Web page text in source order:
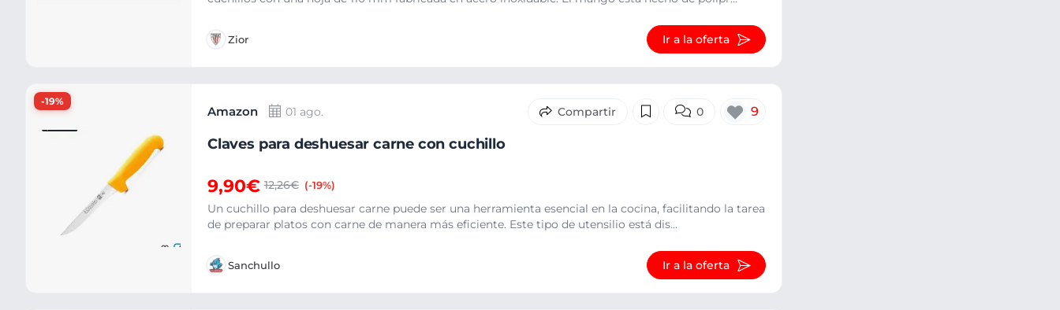
Zior Ir a la oferta
-19%
Amazon 01 ago. 0 9
Claves para deshuesar carne con cuchillo
9,90€ 12,26€ (-19%)
Un cuchillo para deshuesar carne puede ser una herramienta esencial en la cocina, facilitando la tarea
de preparar platos con carne de manera más eficiente. Este tipo de utensilio está dis...
Sanchullo Ir a la oferta